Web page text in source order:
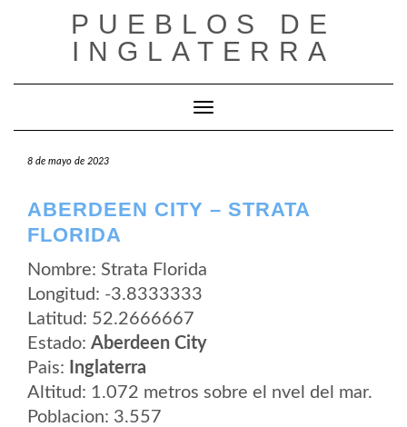
PUEBLOS DE
INGLATERRA
Cambiar modo de navegación
8 de mayo de 2023
ABERDEEN CITY – STRATA
FLORIDA
Nombre: Strata Florida
Longitud: -3.8333333
Latitud: 52.2666667
Estado: Aberdeen City
Pais:
Inglaterra
Altitud: 1.072 metros sobre el nvel del mar.
Poblacion: 3.557